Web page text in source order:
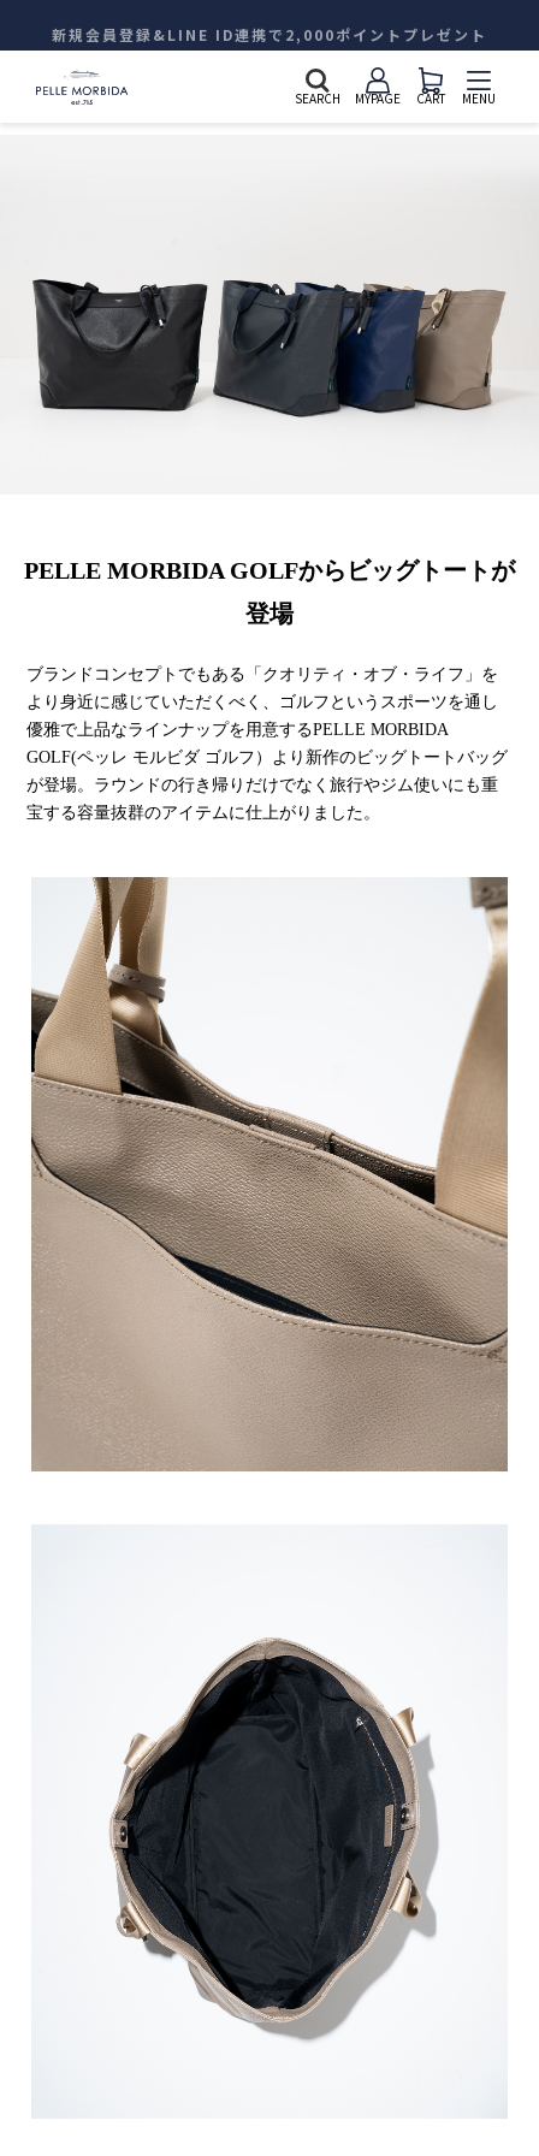
新規会員登録&LINE ID連携で2,000ポイントプレゼント
SEARCH MYPAGE CART MENU
PELLE MORBIDA GOLFからビッグトートが
登場
ブランドコンセプトでもある「クオリティ・オブ・ライフ」を
より身近に感じていただくべく、ゴルフというスポーツを通し
優雅で上品なラインナップを用意するPELLE MORBIDA
GOLF(ペッレ モルビダ ゴルフ）より新作のビッグトートバッグ
が登場。ラウンドの行き帰りだけでなく旅行やジム使いにも重
宝する容量抜群のアイテムに仕上がりました。